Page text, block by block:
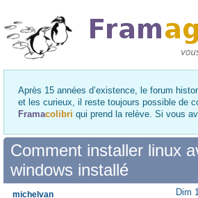
Après 15 années d’existence, le forum
et les curieux, il reste toujours possible de
Framacolibri qui prend la relève. Si vous
Comment installer linux
windows installé
Dim
michelvan